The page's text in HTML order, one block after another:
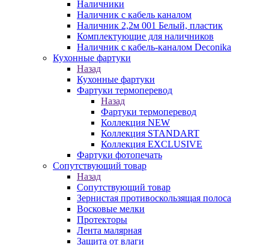
Наличники
Наличник с кабель каналом
Наличник 2,2м 001 Белый, пластик
Комплектующие для наличников
Наличник с кабель-каналом Deconika
Кухонные фартуки
Назад
Кухонные фартуки
Фартуки термоперевод
Назад
Фартуки термоперевод
Коллекция NEW
Коллекция STANDART
Коллекция EXCLUSIVE
Фартуки фотопечать
Сопутствующий товар
Назад
Сопутствующий товар
Зернистая противоскользящая полоса
Восковые мелки
Протекторы
Лента малярная
Защита от влаги